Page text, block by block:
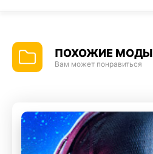
ПОХОЖИЕ МОДЫ
Вам может понравиться